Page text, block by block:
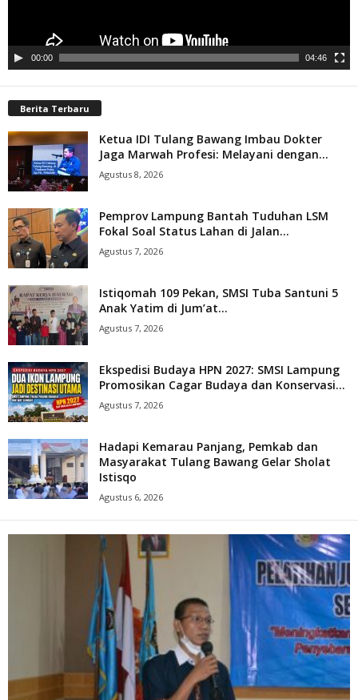
00:00 04:46
Berita Terbaru
Ketua IDI Tulang Bawang Imbau Dokter
Jaga Marwah Profesi: Melayani dengan...
Agustus 8, 2026
Pemprov Lampung Bantah Tuduhan LSM
Fokal Soal Status Lahan di Jalan...
Agustus 7, 2026
Istiqomah 109 Pekan, SMSI Tuba Santuni 5
Anak Yatim di Jum’at...
Agustus 7, 2026
Ekspedisi Budaya HPN 2027: SMSI Lampung
Promosikan Cagar Budaya dan Konservasi...
Agustus 7, 2026
Hadapi Kemarau Panjang, Pemkab dan
Masyarakat Tulang Bawang Gelar Sholat
Istisqo
Agustus 6, 2026